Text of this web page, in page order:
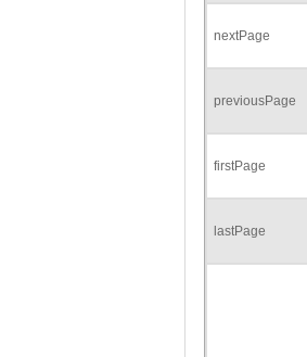
nextPage
previousPage
firstPage
lastPage